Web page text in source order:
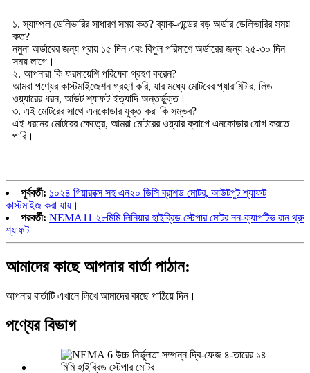
১. স্যাম্পল ডেলিভারির সাধারণ সময় কত? ব্যাক-এন্ডের বড় অর্ডার ডেলিভারির সময়
কত?
নমুনা অর্ডারের জন্য প্রায় ১৫ দিন এবং বিপুল পরিমাণে অর্ডারের জন্য ২৫-৩০ দিন
সময় লাগে।
২. আপনারা কি ফরমায়েশি পরিষেবা গ্রহণ করেন?
আমরা পণ্যের কাস্টমাইজেশন গ্রহণ করি, যার মধ্যে মোটরের প্যারামিটার, লিড
ওয়্যারের ধরন, আউট শ্যাফট ইত্যাদি অন্তর্ভুক্ত।
৩. এই মোটরের সাথে এনকোডার যুক্ত করা কি সম্ভব?
এই ধরনের মোটরের ক্ষেত্রে, আমরা মোটরের ওয়্যার ক্যাপে এনকোডার যোগ করতে
পারি।
পূর্ববর্তী: ১০২৪ গিয়ারবক্স সহ এন২০ ডিসি ব্রাশড মোটর, আউটপুট শ্যাফট
কাস্টমাইজ করা যায়।
পরবর্তী: NEMA11 ২৮মিমি লিনিয়ার হাইব্রিড স্টেপার মোটর নন-ক্যাপটিভ রান থ্রু
শ্যাফট
আমাদের কাছে আপনার বার্তা পাঠান:
আপনার বার্তাটি এখানে লিখে আমাদের কাছে পাঠিয়ে দিন।
পণ্যের বিভাগ